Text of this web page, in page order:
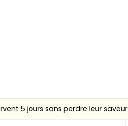
5 jours sans perdre leur saveur